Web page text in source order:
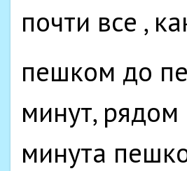
почти все ,
пешком до
минут,
минута